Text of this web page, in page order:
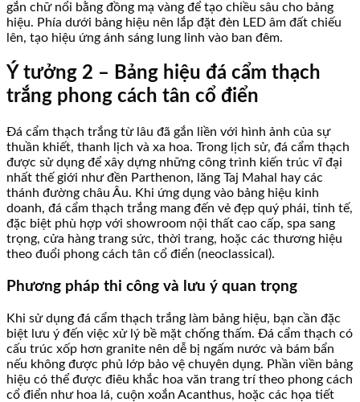
gắn chữ nổi bằng đồng mạ vàng để tạo chiều sâu cho bảng
hiệu. Phía dưới bảng hiệu nên lắp đặt đèn LED âm đất chiếu
lên, tạo hiệu ứng ánh sáng lung linh vào ban đêm.
Ý tưởng 2 – Bảng hiệu đá cẩm thạch
trắng phong cách tân cổ điển
Đá cẩm thạch trắng từ lâu đã gắn liền với hình ảnh của sự
thuần khiết, thanh lịch và xa hoa. Trong lịch sử, đá cẩm thạch
được sử dụng để xây dựng những công trình kiến trúc vĩ đại
nhất thế giới như đền Parthenon, lăng Taj Mahal hay các
thánh đường châu Âu. Khi ứng dụng vào bảng hiệu kinh
doanh, đá cẩm thạch trắng mang đến vẻ đẹp quý phái, tinh tế,
đặc biệt phù hợp với showroom nội thất cao cấp, spa sang
trọng, cửa hàng trang sức, thời trang, hoặc các thương hiệu
theo đuổi phong cách tân cổ điển (neoclassical).
Phương pháp thi công và lưu ý quan trọng
Khi sử dụng đá cẩm thạch trắng làm bảng hiệu, bạn cần đặc
biệt lưu ý đến việc xử lý bề mặt chống thấm. Đá cẩm thạch có
cấu trúc xốp hơn granite nên dễ bị ngấm nước và bám bẩn
nếu không được phủ lớp bảo vệ chuyên dụng. Phần viền bảng
hiệu có thể được điêu khắc hoa văn trang trí theo phong cách
cổ điển như hoa lá, cuộn xoắn Acanthus, hoặc các họa tiết